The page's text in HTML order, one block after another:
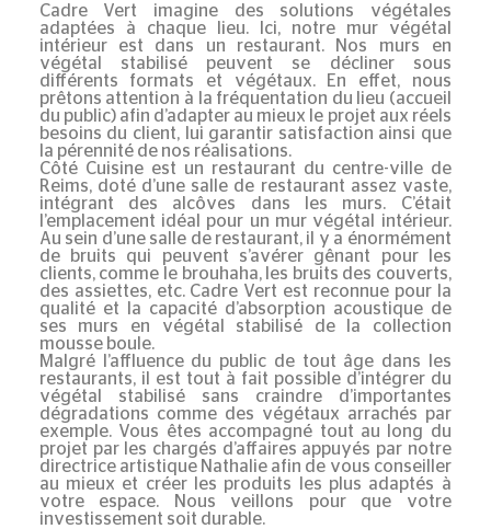
Cadre Vert imagine des solutions végétales
adaptées à chaque lieu. Ici, notre mur végétal
intérieurest dans un restaurant. Nos murs en
végétal stabilisé peuvent se décliner sous
différents formats et végétaux. En effet, nous
prêtons attention à la fréquentation du lieu (accueil
du public) afin d’adapter au mieux le projet aux réels
besoins du client, lui garantir satisfaction ainsi que
la pérennité de nos réalisations.
Côté Cuisine est un restaurant du centre-ville de
Reims, doté d’une salle de restaurant assez vaste,
intégrant des alcôves dans les murs. C’était
l’emplacement idéal pour un mur végétal intérieur.
Au sein d’une salle de restaurant, il y a énormément
de bruits qui peuvent s’avérer gênant pour les
clients, comme le brouhaha, les bruits des couverts,
des assiettes, etc. Cadre Vert est reconnue pour la
qualité et la capacité d’absorption acoustique de
ses murs en végétal stabilisé de la collection
mousse boule.
Malgré l’affluence du public de tout âge dans les
restaurants, il est tout à fait possible d’intégrer du
végétal stabilisé sans craindre d’importantes
dégradations comme des végétaux arrachés par
exemple. Vous êtes accompagné tout au long du
projet par les chargés d’affaires appuyés par notre
directrice artistique Nathalie afin de vous conseiller
au mieux et créer les produits les plus adaptés à
votre espace. Nous veillons pour que votre
investissement soit durable.